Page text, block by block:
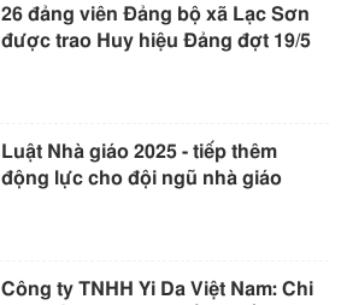
26 đảng viên Đảng bộ xã Lạc Sơn
được trao Huy hiệu Đảng đợt 19/5
Luật Nhà giáo 2025 - tiếp thêm
động lực cho đội ngũ nhà giáo
Công ty TNHH Yi Da Việt Nam: Chi